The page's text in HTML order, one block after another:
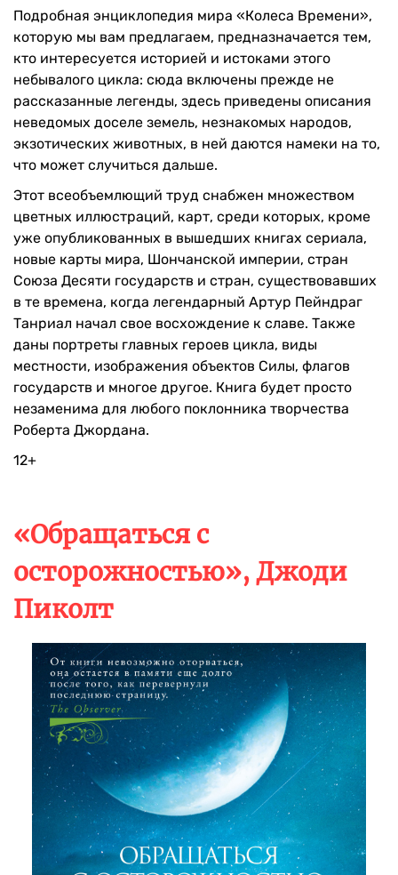
Подробная энциклопедия мира «Колеса Времени»,
которую мы вам предлагаем, предназначается тем,
кто интересуется историей и истоками этого
небывалого цикла: сюда включены прежде не
рассказанные легенды, здесь приведены описания
неведомых доселе земель, незнакомых народов,
экзотических животных, в ней даются намеки на то,
что может случиться дальше.
Этот всеобъемлющий труд снабжен множеством
цветных иллюстраций, карт, среди которых, кроме
уже опубликованных в вышедших книгах сериала,
новые карты мира, Шончанской империи, стран
Союза Десяти государств и стран, существовавших
в те времена, когда легендарный Артур Пейндраг
Танриал начал свое восхождение к славе. Также
даны портреты главных героев цикла, виды
местности, изображения объектов Силы, флагов
государств и многое другое. Книга будет просто
незаменима для любого поклонника творчества
Роберта Джордана.
12+
«Обращаться с
осторожностью», Джоди
Пиколт